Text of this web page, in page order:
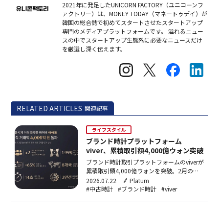
2021年に発足したUNICORN FACTORY（ユニコーンフ
ァクトリー）は、MONEY TODAY（マネートゥデイ）が
韓国の総合誌で初めてスタートさせたスタートアップ
専門のメディアプラットフォームです。 溢れるニュー
スの中でスタートアップ生態系に必要なニュースだけ
を厳選し深く伝えます。
RELATED ARTICLES 関連記事
ライフスタイル
ブランド時計プラットフォーム
viver、累積取引額4,000億ウォン突破
ブランド時計取引プラットフォームのviverが
累積取引額4,000億ウォンを突破。2月の
3,000億ウォン達成からわずか5ヶ月での上
積みで、MAUは前年比100%増。海外取引も
2026.07.22
Platum
#中古時計 #ブランド時計 #viver